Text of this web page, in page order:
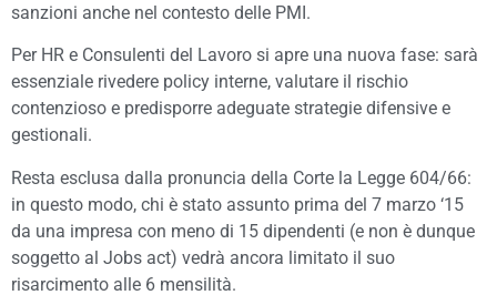
sanzioni anche nel contesto delle PMI.
Per HR e Consulenti del Lavoro si apre una nuova fase: sarà
essenziale rivedere policy interne, valutare il rischio
contenzioso e predisporre adeguate strategie difensive e
gestionali.
Resta esclusa dalla pronuncia della Corte la Legge 604/66:
in questo modo, chi è stato assunto prima del 7 marzo ‘15
da una impresa con meno di 15 dipendenti (e non è dunque
soggetto al Jobs act) vedrà ancora limitato il suo
risarcimento alle 6 mensilità.